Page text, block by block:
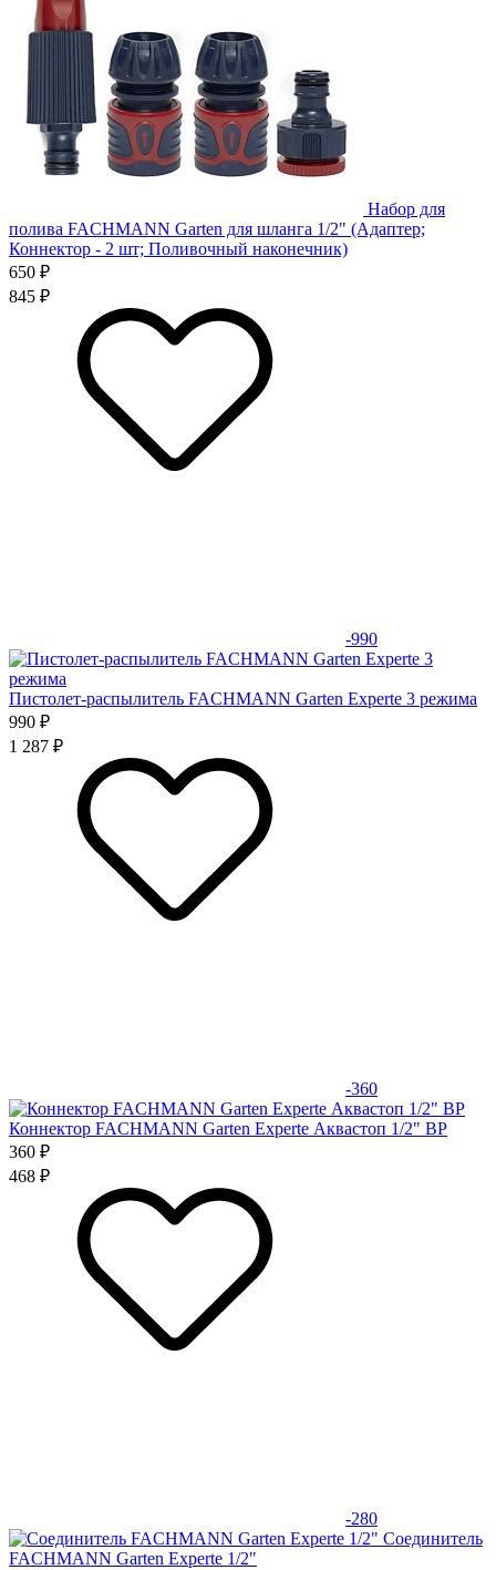
Набор для
полива FACHMANN Garten для шланга 1/2" (Адаптер;
Коннектор - 2 шт; Поливочный наконечник)
650 ₽
845 ₽
-990
Пистолет-распылитель FACHMANN Garten Experte 3 режима
990 ₽
1 287 ₽
-360
Коннектор FACHMANN Garten Experte Аквастоп 1/2" ВР
360 ₽
468 ₽
-280
Соединитель
FACHMANN Garten Experte 1/2"